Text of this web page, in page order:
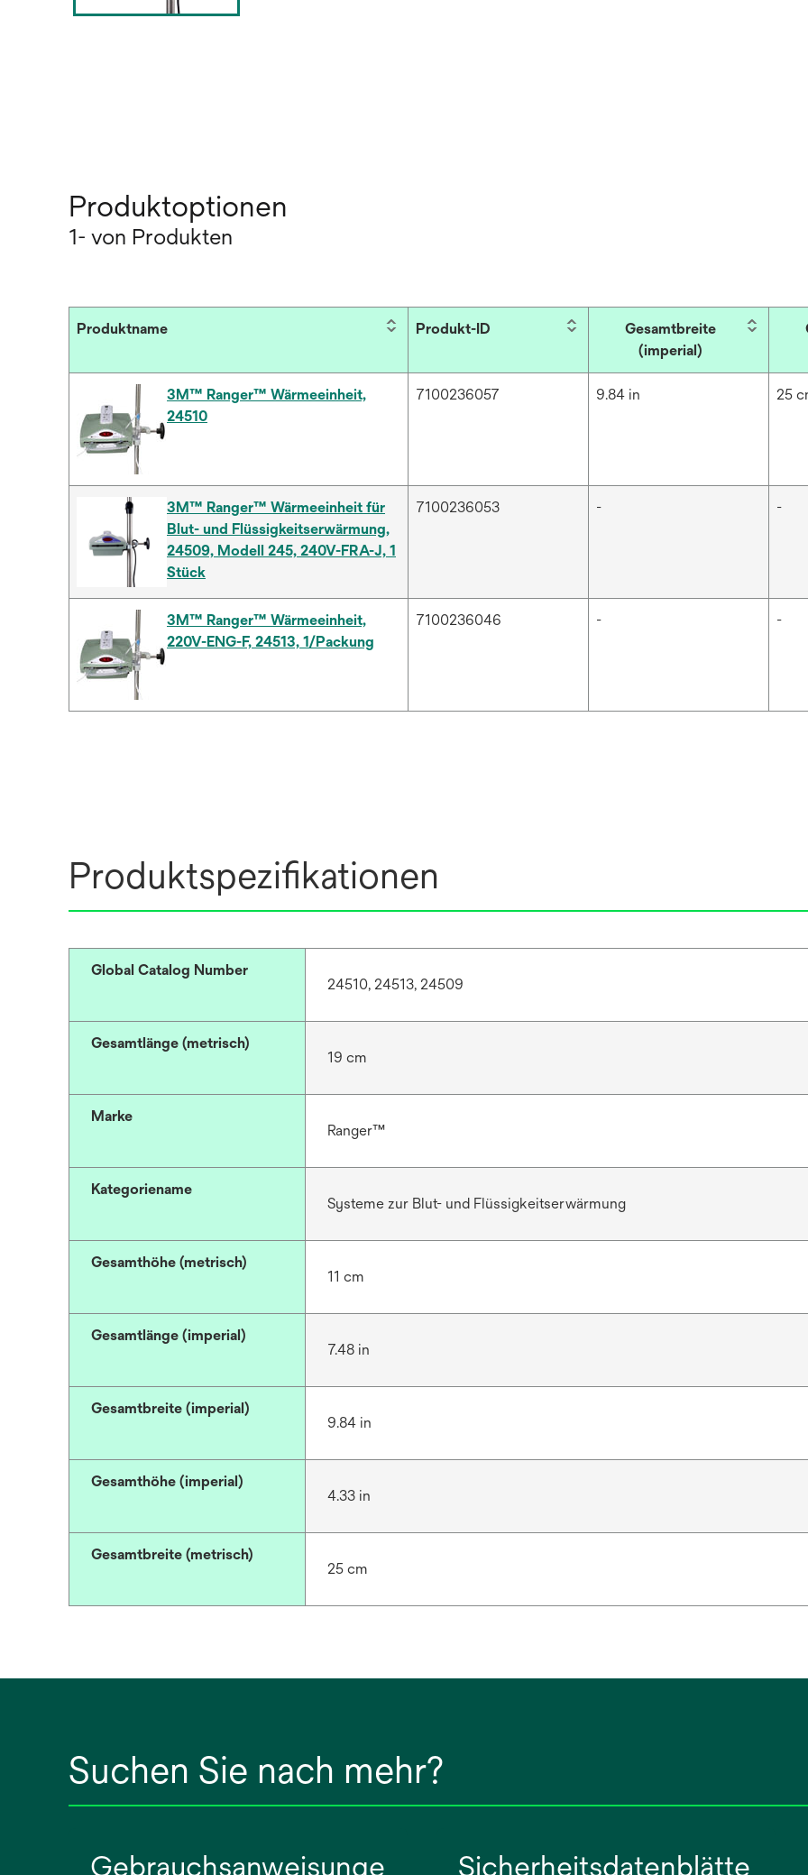
Produktoptionen
1- von Produkten
Produktname Produkt-ID
Gesamtbreite
(imperial)
3M™ Ranger™ Wärmeeinheit,
24510
7100236057 9.84 in 25
3M™ Ranger™ Wärmeeinheit für
Blut- und Flüssigkeitserwärmung,
24509, Modell 245, 240V-FRA-J, 1
Stück
7100236053 - -
3M™ Ranger™ Wärmeeinheit,
220V-ENG-F, 24513, 1/Packung
7100236046 - -
Produktspezifikationen
Global Catalog Number
24510, 24513, 24509
Gesamtlänge (metrisch)
19 cm
Marke
Ranger™
Kategoriename
Systeme zur Blut- und Flüssigkeitserwärmung
Gesamthöhe (metrisch)
11 cm
Gesamtlänge (imperial)
7.48 in
Gesamtbreite (imperial)
9.84 in
Gesamthöhe (imperial)
4.33 in
Gesamtbreite (metrisch)
25 cm
Suchen Sie nach mehr?
Gebrauchsanweisunge Sicherheitsdatenblätte